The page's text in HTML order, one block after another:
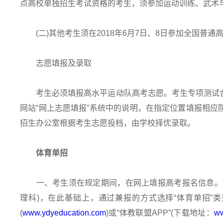
点高校单独招生考试资格的考生，须参加运动训练、武
(二)其他考生须在2018年6月7日、8日参加全国普通
志愿填报及录取
考生必须填报高水平运动队高考志愿。考生专项测试
网站“网上志愿填报”系统中的说明，在指定位置填报相
招生办公室根据考生志愿投档，由学校择优录取。
体育单招
一、考生须在规定期间，在网上填报高考报名信息。
理科)，在此基础上，通过兼报的方式选择“体育单招”
(www.ydyeducation.com)或“体教联盟APP”(下载地址：